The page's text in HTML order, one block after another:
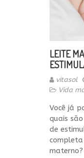
LEITE
vitasol
Vida
Você já
quais
de
materno?